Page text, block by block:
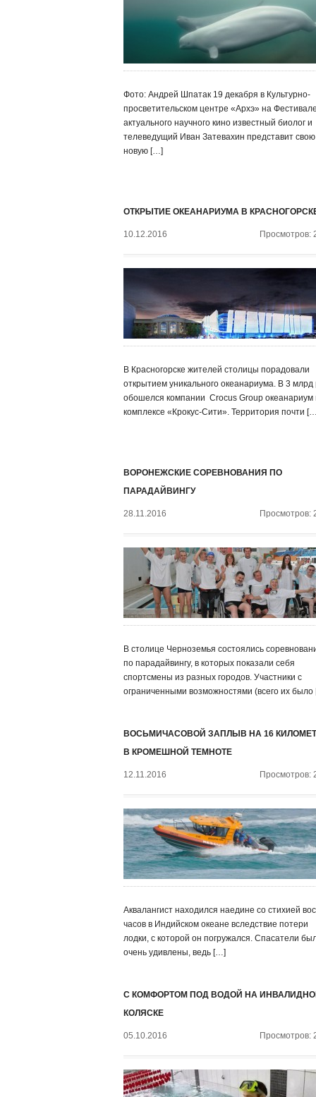
Фото: Андрей Шпатак 19 декабря в Культурно-
просветительском центре «Архэ» на
актуального научного кино известный биолог и
телеведущий Иван Затевахин представит свою
новую […]
ОТКРЫТИЕ ОКЕАНАРИУМА В
10.12.2016 Просмотров:
В Красногорске жителей столицы порадовали
открытием уникального океанариума. В 3 млрд
обошелся компании ‍ Crocus Group океанариум
комплексе «Крокус-Сити». Территория почти
ВОРОНЕЖСКИЕ СОРЕВНОВАНИЯ ПО
ПАРАДАЙВИНГУ
28.11.2016 Просмотров:
В столице Черноземья состоялись
по парадайвингу, в которых показали себя
спортсмены из разных городов. Участники с
ограниченными возможностями (всего их
ВОСЬМИЧАСОВОЙ ЗАПЛЫВ НА 16
В КРОМЕШНОЙ ТЕМНОТЕ
12.11.2016 Просмотров:
Аквалангист находился наедине со стихией
часов в Индийском океане вследствие потери
лодки, с которой он погружался. Спасатели
очень удивлены, ведь […]
С КОМФОРТОМ ПОД ВОДОЙ НА
КОЛЯСКЕ
05.10.2016 Просмотров: